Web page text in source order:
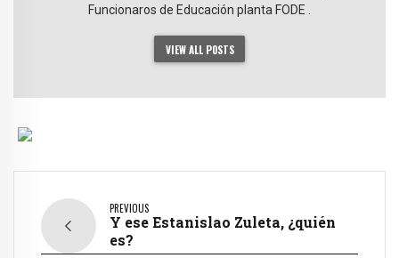
Funcionaros de Educación planta FODE .
VIEW ALL POSTS
PREVIOUS
Y ese Estanislao Zuleta, ¿quién
es?